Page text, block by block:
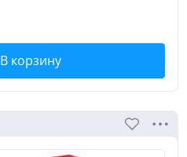
В корзину